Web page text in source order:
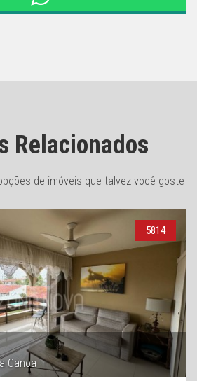
Relacionados
de imóveis que talvez você goste
5814
Canoa